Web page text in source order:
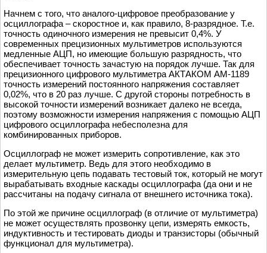
Начнем с того, что аналого-цифровое преобразование у
осциллографа – скоростное и, как правило, 8-разрядное. Т.е.
точность одиночного измерения не превысит 0,4%. У
современных прецизионных мультиметров используются
медленные АЦП, но имеющие большую разрядность, что
обеспечивает точность зачастую на порядок лучше. Так для
прецизионного цифрового мультиметра АКТАКОМ АМ-1189
точность измерений постоянного напряжения составляет
0,02%, что в 20 раз лучше. С другой стороны потребность в
высокой точности измерений возникает далеко не всегда,
поэтому возможности измерения напряжения с помощью АЦП
цифрового осциллографа небесполезна для
комбинированных приборов.
Осциллограф не может измерить сопротивление, как это
делает мультиметр. Ведь для этого необходимо в
измерительную цепь подавать тестовый ток, который не могут
вырабатывать входные каскады осциллографа (да они и не
рассчитаны на подачу сигнала от внешнего источника тока).
По этой же причине осциллограф (в отличие от мультиметра)
не может осуществлять прозвонку цепи, измерять емкость,
индуктивность и тестировать диоды и транзисторы (обычный
функционал для мультиметра).